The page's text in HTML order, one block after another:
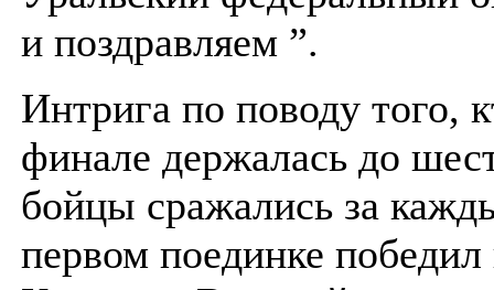
и поздравляем ”.
Интрига по поводу того,
финале держалась до
бойцы сражались за
первом поединке